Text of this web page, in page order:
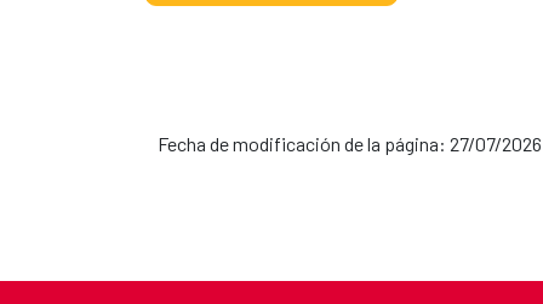
Fecha de modificación de la página: 27/07/2026